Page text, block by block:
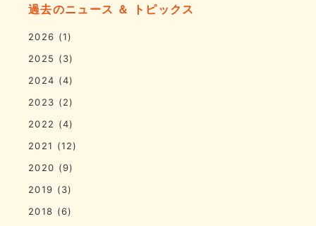
過去のニュース ＆ トピックス
2026 (1)
2025 (3)
2024 (4)
2023 (2)
2022 (4)
2021 (12)
2020 (9)
2019 (3)
2018 (6)